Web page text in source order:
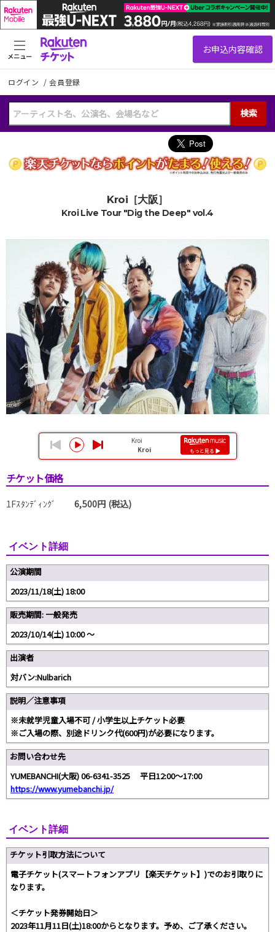
ログイン /会員登録
検索
メニュー
Kroi［大阪］
Kroi Live Tour "Dig the Deep" vol.4
チケット価格
1Fｽﾀﾝﾃﾞｨﾝｸﾞ 6,500円 (税込)
イベント詳細
公演期間
2023/11/18(土) 18:00
販売期間: 一般発売
2023/10/14(土) 10:00 〜
出演者
対バン:Nulbarich
説明／注意事項
※未就学児童入場不可 / 小学生以上チケット必要
※ご入場の際、別途ドリンク代(600円)が必要になります。
お問い合わせ先
YUMEBANCHI(大阪) 06-6341-3525 平日12:00～17:00
https://www.yumebanchi.jp/
イベント詳細
チケット引取方法について
電子チケット(スマートフォンアプリ【楽天チケット】)でのお引取りに
なります。
＜チケット発券開始日＞
2023年11月11日(土)18:00からとなります。予め、ご了承ください。